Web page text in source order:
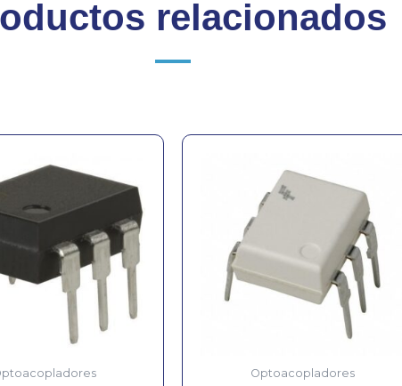
relacionados
Optoacopladores